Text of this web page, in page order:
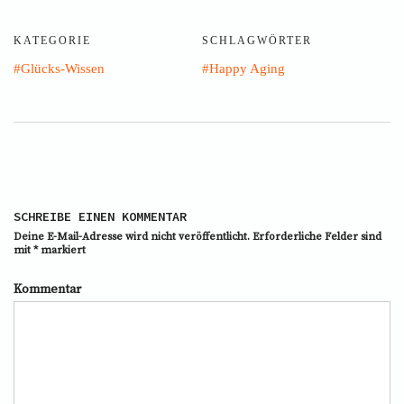
KATEGORIE
Glücks-Wissen
SCHLAGWÖRTER
Happy Aging
SCHREIBE EINEN KOMMENTAR
Deine E-Mail-Adresse wird nicht veröffentlicht. Erforderliche Felder sind
mit *markiert
Kommentar